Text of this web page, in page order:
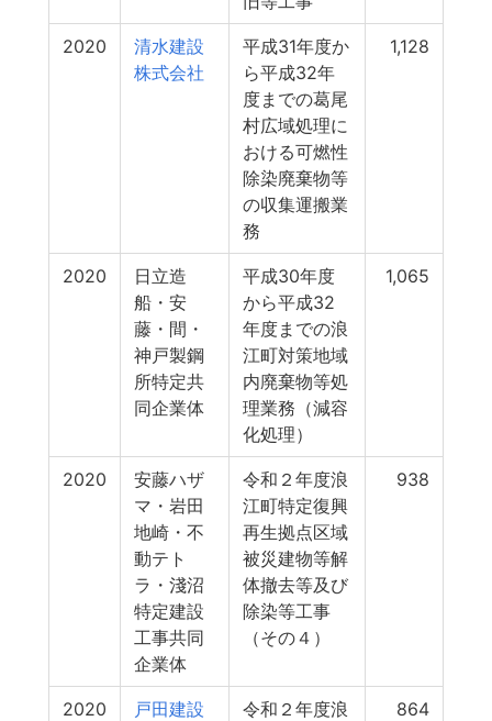
2020
清水建設
株式会社
平成31年度か
ら平成32年
度までの葛尾
村広域処理に
おける可燃性
除染廃棄物等
の収集運搬業
務
1,128
2020
日立造
船・安
藤・間・
神戸製鋼
所特定共
同企業体
平成30年度
から平成32
年度までの浪
江町対策地域
内廃棄物等処
理業務（減容
化処理）
1,065
2020
安藤ハザ
マ・岩田
地崎・不
動テト
ラ・淺沼
特定建設
工事共同
企業体
令和２年度浪
江町特定復興
再生拠点区域
被災建物等解
体撤去等及び
除染等工事
（その４）
938
2020
戸田建設
令和２年度浪
864